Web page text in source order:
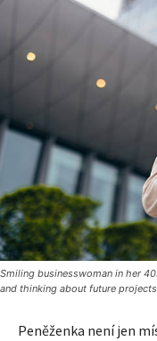
Smiling businesswoman in her
and thinking about future
Peněženka není jen